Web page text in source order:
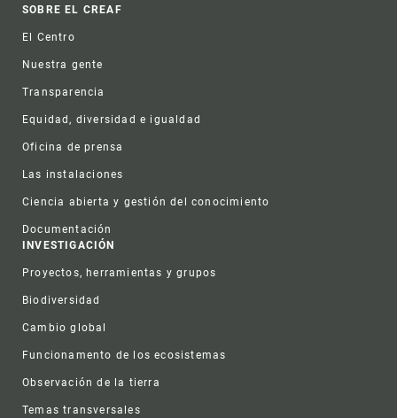
Footer
SOBRE EL CREAF
El Centro
Nuestra gente
Transparencia
Equidad, diversidad e igualdad
Oficina de prensa
Las instalaciones
Ciencia abierta y gestión del conocimiento
Documentación
INVESTIGACIÓN
Proyectos, herramientas y grupos
Biodiversidad
Cambio global
Funcionamento de los ecosistemas
Observación de la tierra
Temas transversales